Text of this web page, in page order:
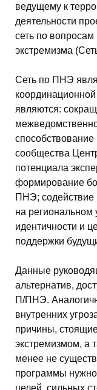
ведущему к
деятельности
сеть по
экстремизма
Сеть по ПНЭ
координационной
являются:
способствование
сообщества
потенциала
формирование
ПНЭ;
на региональном
идентичности и
поддержки
Данные
альтернатив,
П/ПНЭ.
внутренних
причины,
экстремизмом, а
менее не
программы
целей, сильных